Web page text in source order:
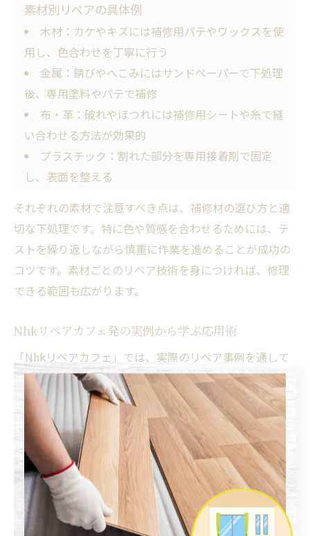
素材別リペアの具体例
木材：カケやキズには補修用パテやワックスを使
用し、色合わせを丁寧に行う
金属：錆びやへこみにはサンドペーパーで下処理
後、専用塗料やパテで補修
布・革：破れやほつれには補修用シートや糸で縫
い合わせる方法が効果的
プラスチック：割れた部分を専用接着剤で固定
し、表面を整える
それぞれの素材で注意すべき点は、補修材の選び方と適
切な下処理です。特に色や質感を合わせるためには、テ
ストを繰り返しながら慎重に作業を進めることが成功の
コツです。素材ごとのリペア技術を身につければ、修理
できる範囲も広がります。
Nhkリペアカフェ発の実例から学ぶ応用術
「Nhkリペアカフェ」では、実際のリペア事例を通して
多様な修理技術やアイデアが紹介されています。例え
ば、壊れたキッチン家電の基板修理や、古い家具の塗装
リペアなど、身近な物の再生に役立つテクニックが満載
です。これらの実例を参考にすることで、応用力が身に
つきます。
応用術のポイントは、失敗を恐れずに挑戦し、分からな
い部分は専門家やコミュニティの知恵を借りることで
す。実例では、身近な道具を使った簡単な補修から、複